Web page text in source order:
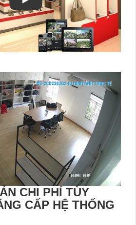
CHI PHÍ TÙY
CẤP HỆ THỐNG